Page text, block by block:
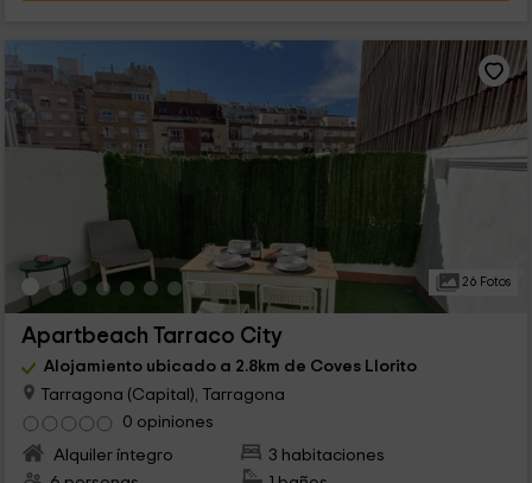
26 Fotos
Apartbeach Tarraco City
Alojamiento ubicado a 2.8km de Coves Llorito
Tarragona (Capital), Tarragona
0 opiniones
Alquiler íntegro
3 habitaciones